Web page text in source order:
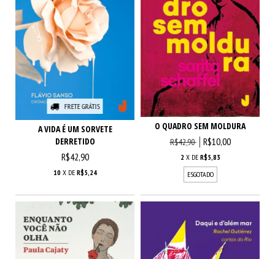
FRETE GRÁTIS
A VIDA É UM SORVETE
DERRETIDO
R$42,90
10 X DE R$5,24
O QUADRO SEM MOLDURA
R$42,90 R$10,00
2 X DE R$5,83
ESGOTADO